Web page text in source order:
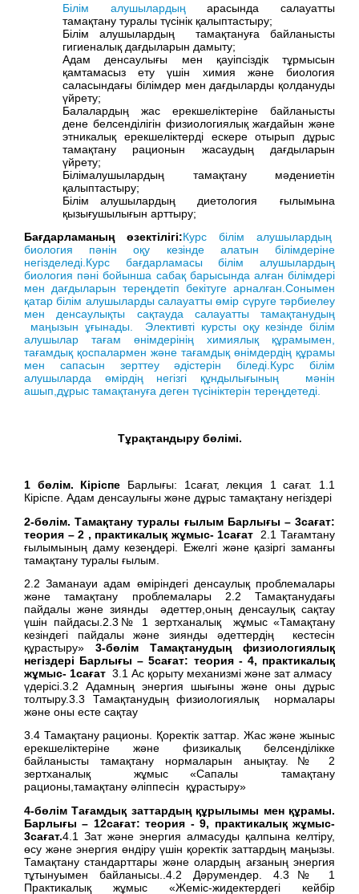
Білім алушылардыңарасында салауатты
тамақтану туралы түсінік қалыптастыру;
Білім алушылардың тамақтануға байланысты
гигиеналық дағдыларын дамыту;
Адам денсаулығы мен қауіпсіздік тұрмысын
қамтамасыз ету үшін химия және биология
саласындағы білімдер мен дағдыларды қолдануды
үйрету;
Балалардың жас ерекшеліктеріне байланысты
дене белсенділігін физиологиялық жағдайын және
этникалық ерекшеліктерді ескере отырып дұрыс
тамақтану рационын жасаудың дағдыларын
үйрету;
Білімалушылардың тамақтану мәдениетін
қалыптастыру;
Білім алушылардың диетология ғылымына
қызығушылығын арттыру;
Бағдарламаның өзектілігі:Курс білім алушылардың
биология пәнін оқу кезінде алатын білімдеріне
негізделеді.Курс бағдарламасы білім алушылардың
биология пәні бойынша сабақ барысында алған білімдері
мен дағдыларын тереңдетіп бекітуге арналған.Сонымен
қатар білім алушыларды салауатты өмір сүруге тәрбиелеу
мен денсаулықты сақтауда салауатты тамақтанудың
маңызын ұғынады. Элективті курсты оқу кезінде білім
алушылар тағам өнімдерінің химиялық құрамымен,
тағамдық қоспалармен және тағамдық өнімдердің құрамы
мен сапасын зерттеу әдістерін біледі.Курс білім
алушыларда өмірдің негізгі құндылығының мәнін
ашып,дұрыс тамақтануға деген түсініктерін тереңдетеді.
Тұрақтандыру бөлімі.
1 бөлім. Кіріспе Барлығы: 1сағат, лекция 1 сағат. 1.1
Кіріспе. Адам денсаулығы және дұрыс тамақтану негіздері
2-бөлім. Тамақтану туралы ғылым Барлығы – 3сағат:
теория –2 , практикалық жұмыс- 1сағат 2.1 Тағамтану
ғылымының даму кезеңдері. Ежелгі және қазіргі заманғы
тамақтану туралы ғылым.
2.2 Заманауи адам өміріндегі денсаулық проблемалары
және тамақтану проблемалары 2.2 Тамақтанудағы
пайдалы және зиянды әдеттер,оның денсаулық сақтау
үшін пайдасы.2.3№ 1 зертханалық жұмыс «Тамақтану
кезіндегі пайдалы және зиянды әдеттердің кестесін
құрастыру» 3-бөлім Тамақтанудың физиологиялық
негіздері Барлығы –5сағат: теория - 4, практикалық
жұмыс- 1сағат 3.1 Ас қорыту механизмі және зат алмасу
үдерісі.3.2 Адамның энергия шығыны және оны дұрыс
толтыру.3.3 Тамақтанудың физиологиялық нормалары
және оны есте сақтау
3.4 Тамақтану рационы. Қоректік заттар. Жас және жыныс
ерекшеліктеріне және физикалық белсенділікке
байланысты тамақтану нормаларын анықтау.№ 2
зертханалық жұмыс «Сапалы тамақтану
рационы,тамақтану әліппесін құрастыру»
4-бөлім Тағамдық заттардың құрылымы мен құрамы.
Барлығы – 12сағат: теория - 9, практикалық жұмыс-
3сағат.4.1 Зат және энергия алмасуды қалпына келтіру,
өсу және энергия өндіру үшін қоректік заттардың маңызы.
Тамақтану стандарттары және олардың ағзаның энергия
тұтынуымен байланысы..4.2 Дәрумендер. 4.3№ 1
Практикалық жұмыс «Жеміс-жидектердегі кейбір